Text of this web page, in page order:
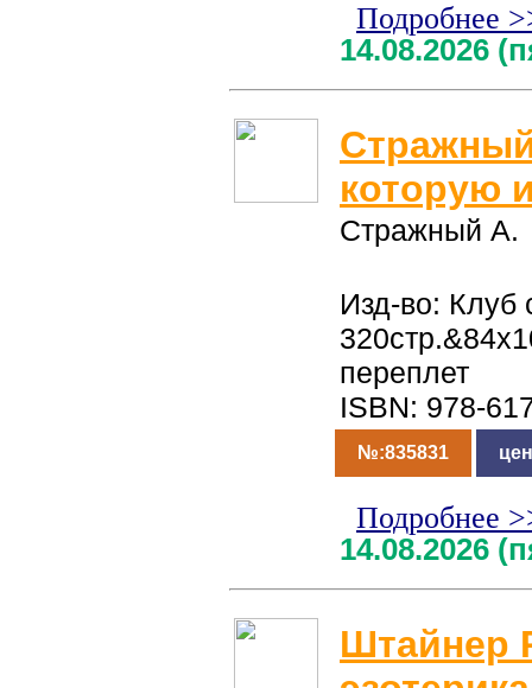
Подробнее
14.08.2026
которую
Стражный А.
Изд-во: Клуб
переплет
ISBN: 978-
№:835831
Подробнее
14.08.2026
Штайнер